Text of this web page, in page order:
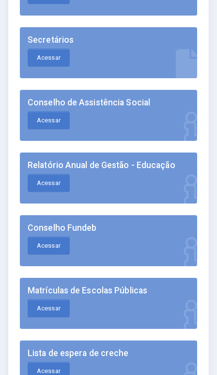
Secretários
Acessar
Conselho de Assistência Social
Acessar
Relatório Anual de Gestão - Educação
Acessar
Conselho Fundeb
Acessar
Matrículas de Escolas Públicas
Acessar
Lista de espera de creche
Acessar